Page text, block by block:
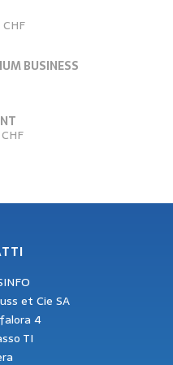
CHF
BUSINESS
CHF
et Cie SA
4
TI